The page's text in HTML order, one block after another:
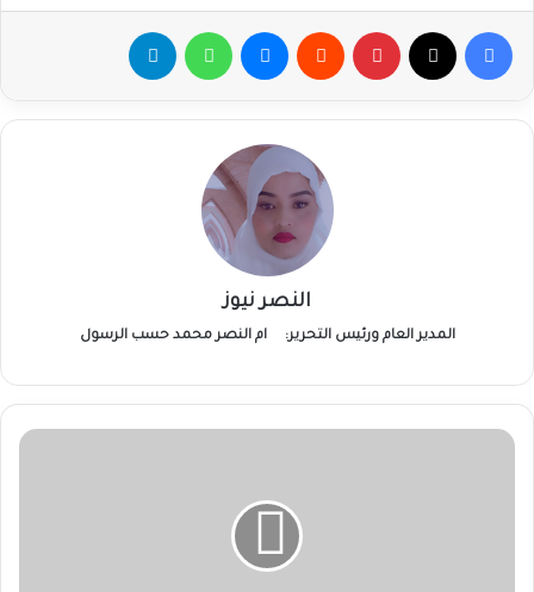
فيسبوك بينتيريست ماسنجر واتساب
النصر نيوز
المدير العام ورئيس التحرير: ام النصر محمد حسب الرسول
وصول